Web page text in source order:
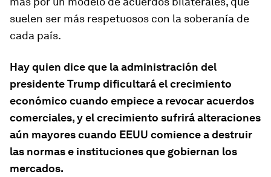
suelen ser más respetuosos con la soberanía de
cada país.
Hay quien dice que la administración del
presidente Trump dificultará el crecimiento
económico cuando empiece a revocar acuerdos
comerciales, y el crecimiento sufrirá alteraciones
aún mayores cuando EEUU comience a destruir
las normas e instituciones que gobiernan los
mercados.